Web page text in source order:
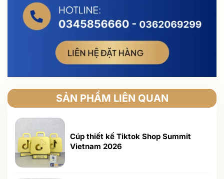
SẢN PHẨM LIÊN QUAN
Cúp thiết kế Tiktok Shop Summit
Vietnam 2026